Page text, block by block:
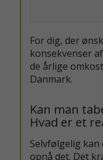
For dig, der
konsekvenser
de årlige
Danmark.
Kan man
Hvad er et
Selvfølgelig
opnå det. Det